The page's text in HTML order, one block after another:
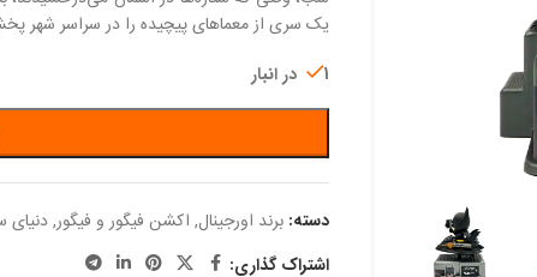
یک سری از معماهای پیچیده را در سراسر شهر
1 در انبار
دسته: برند اورجینال, اکشن فیگور و فیگور,دنیای
اشتراک گذاری: